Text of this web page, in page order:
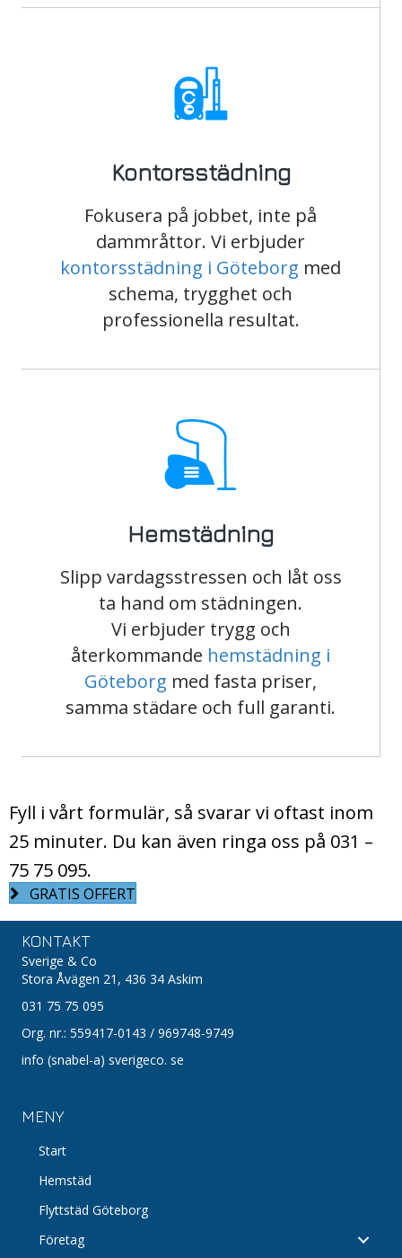
Kontorsstädning
Fokusera på jobbet, inte på
dammråttor. Vi erbjuder
kontorsstädning i Göteborg med
schema, trygghet och
professionella resultat.
Hemstädning
Slipp vardagsstressen och låt oss
ta hand om städningen.
Vi erbjuder trygg och
återkommande hemstädning i
Göteborg med fasta priser,
samma städare och full garanti.
Fyll i vårt formulär, så svarar vi oftast inom
25 minuter. Du kan även ringa oss på 031 –
75 75 095.
GRATIS OFFERT
KONTAKT
Sverige & Co
Stora Åvägen 21, 436 34 Askim
031 75 75 095
Org. nr.: 559417-0143 / 969748-9749
info (snabel-a) sverigeco. se
MENY
Start
Hemstäd
Flyttstäd Göteborg
Företag